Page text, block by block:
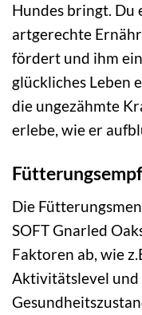
Hundes bringt. Du
artgerechte
fördert und ihm
glückliches Leben
die ungezähmte
erlebe, wie er
Die
SOFT Gnarled
Faktoren ab, wie
Aktivitätslevel und